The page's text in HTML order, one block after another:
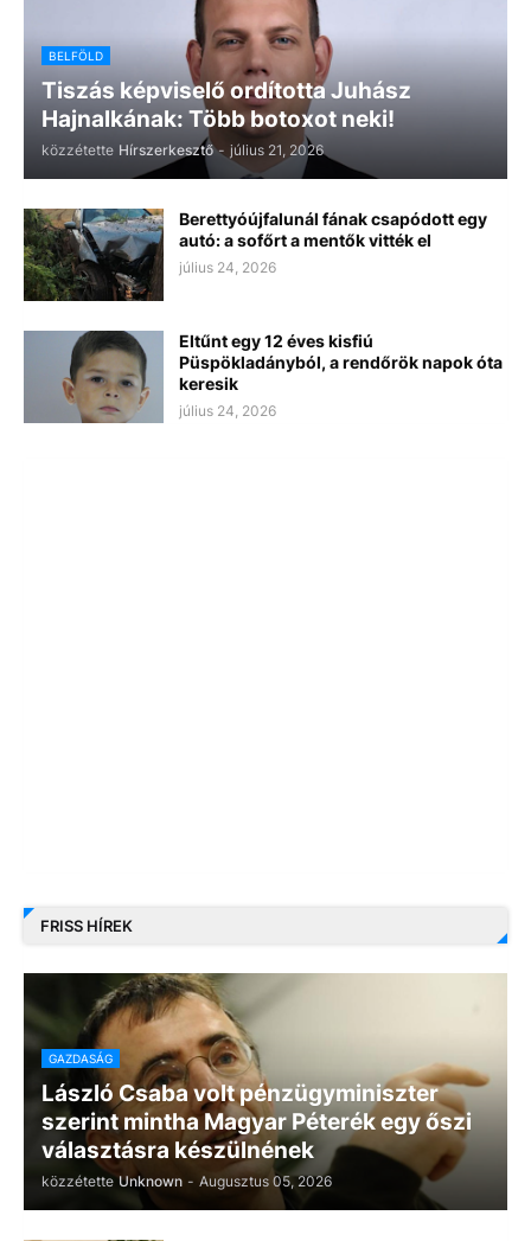
BELFÖLD
Tiszás képviselő ordította Juhász
Hajnalkának: Több botoxot neki!
közzétette Hírszerkesztő - július 21, 2026
Berettyóújfalunál fának csapódott egy
autó: a sofőrt a mentők vitték el
július 24, 2026
Eltűnt egy 12 éves kisfiú
Püspökladányból, a rendőrök napok óta
keresik
július 24, 2026
FRISS HÍREK
GAZDASÁG
László Csaba volt pénzügyminiszter
szerint mintha Magyar Péterék egy őszi
választásra készülnének
közzétette Unknown - Augusztus 05, 2026